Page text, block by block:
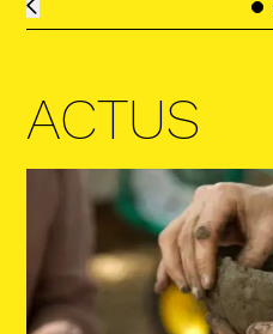
ACTUS